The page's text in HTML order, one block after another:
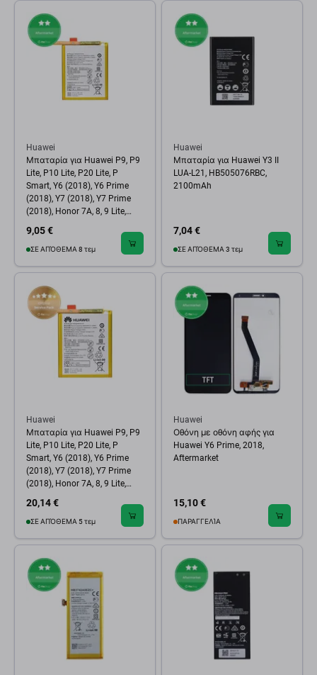
Huawei
Μπαταρία για Huawei P9, P9
Lite, P10 Lite, P20 Lite, P
Smart, Y6 (2018), Y6 Prime
(2018), Y7 (2018), Y7 Prime
(2018), Honor 7A, 8, 9 Lite,
9,05 €
ΣΕ ΑΠΌΘΕΜΑ 8 τεμ
Huawei
Μπαταρία για Huawei Y3 II
LUA-L21, HB505076RBC,
2100mAh
7,04 €
ΣΕ ΑΠΌΘΕΜΑ 3 τεμ
Huawei
Μπαταρία για Huawei P9, P9
Lite, P10 Lite, P20 Lite, P
Smart, Y6 (2018), Y6 Prime
(2018), Y7 (2018), Y7 Prime
(2018), Honor 7A, 8, 9 Lite,
24022368, 24022333,
24022376, 3000mAh,
20,14 €
ΣΕ ΑΠΌΘΕΜΑ 5 τεμ
Huawei
Οθόνη με οθόνη αφής για
Huawei Y6 Prime, 2018,
Aftermarket
15,10 €
ΠΑΡΑΓΓΕΛΊΑ